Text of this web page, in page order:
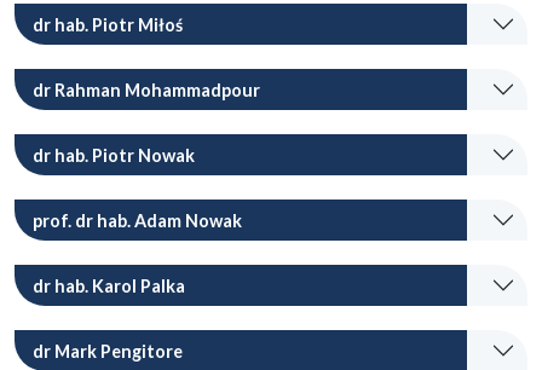
dr hab. Piotr Miłoś
dr Rahman Mohammadpour
dr hab. Piotr Nowak
prof. dr hab. Adam Nowak
dr hab. Karol Palka
dr Mark Pengitore